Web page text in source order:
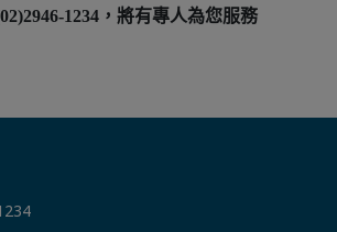
1234，將有專人為您服務